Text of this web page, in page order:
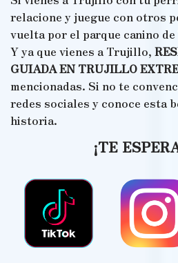
relacione y juegue con otros
vuelta por el parque canino
Y ya que vienes a Trujillo,
GUIADA EN TRUJILLO
mencionadas. Si no te
redes sociales y conoce esta
historia.
¡TE